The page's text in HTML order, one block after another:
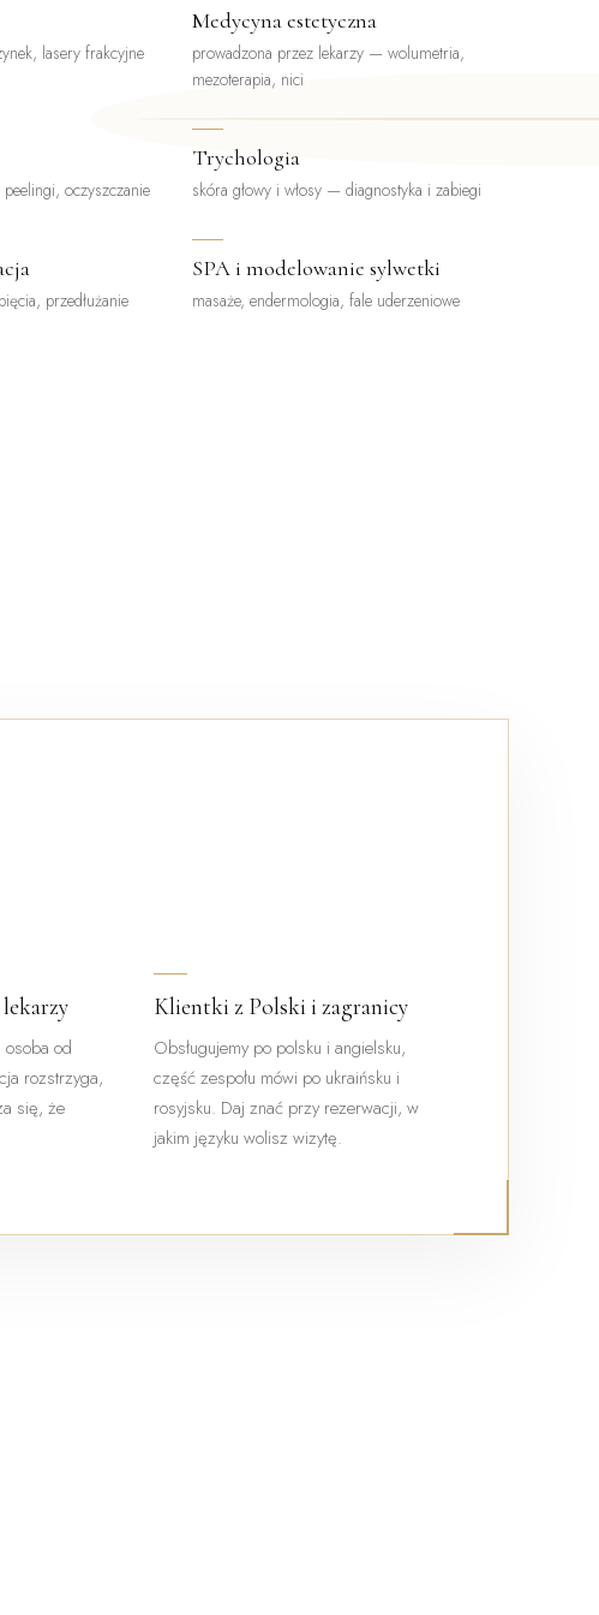
lasery frakcyjne
Medycyna estetyczna
prowadzona przez lekarzy — wolumetria,
mezoterapia, nici
oczyszczanie
Trychologia
skóra głowy i włosy — diagnostyka i zabiegi
przedłużanie
SPA i modelowanie sylwetki
masaże, endermologia, fale uderzeniowe
od
rozstrzyga,
się, że
Klientki z Polski i zagranicy
Obsługujemy po polsku i angielsku,
część zespołu mówi po ukraińsku i
rosyjsku. Daj znać przy rezerwacji, w
jakim języku wolisz wizytę.